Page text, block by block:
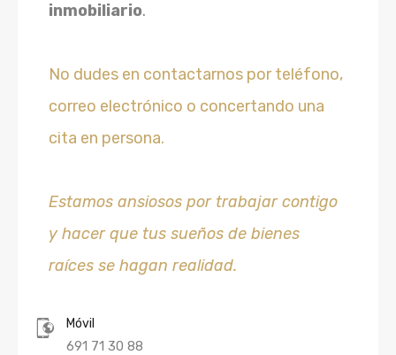
inmobiliario.
No dudes en contactarnos por teléfono,
correo electrónico o concertando una
cita en persona.
Estamos ansiosos por trabajar contigo
y hacer que tus sueños de bienes
raíces se hagan realidad.
Móvil
691 71 30 88